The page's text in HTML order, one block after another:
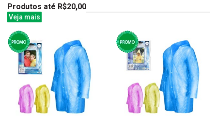
Produtos até R$20,00
Veja mais